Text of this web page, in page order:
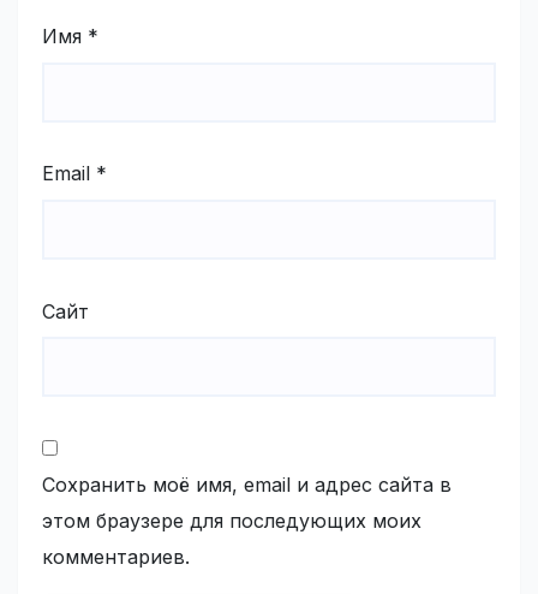
Имя *
Email *
Сайт
Сохранить моё имя, email и адрес сайта в
этом браузере для последующих моих
комментариев.